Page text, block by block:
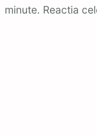
minute. Reactia